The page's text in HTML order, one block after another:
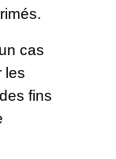
cas
les
fins